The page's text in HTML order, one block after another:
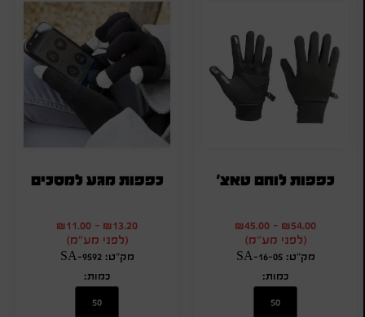
כפפות לוחם טאצ'
₪54.00
-
₪45.00
(לפני מע"מ)
מק"ט: SA-16-05
כמות:
כפפות מגע למסכים
₪13.20
-
₪11.00
(לפני מע"מ)
מק"ט: SA-9592
כמות: